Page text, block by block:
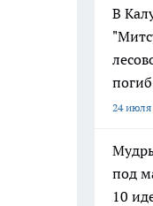
В
24 июля
под
10